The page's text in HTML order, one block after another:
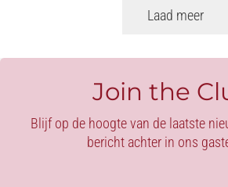
Laad meer
Join the
Blijf op de hoogte van de laatste
bericht achter in ons